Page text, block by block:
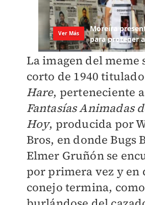
La imagen del meme
corto de 1940
Hare, perteneciente
Fantasías Animadas
Hoy, producida por
Bros, en donde Bugs
Elmer Gruñón se
por primera vez y en
conejo termina,